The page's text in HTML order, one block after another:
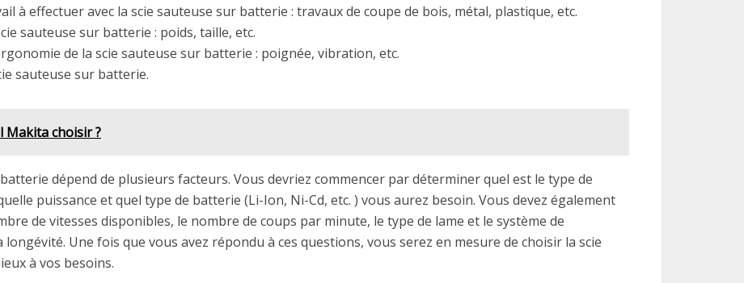
à effectuer avec la scie sauteuse sur batterie : travaux de coupe de bois, métal, plastique, etc.
sauteuse sur batterie : poids, taille, etc.
de la scie sauteuse sur batterie : poignée, vibration, etc.
sauteuse sur batterie.
Makita choisir ?
dépend de plusieurs facteurs. Vous devriez commencer par déterminer quel est le type de
puissance et quel type de batterie (Li-Ion, Ni-Cd, etc. ) vous aurez besoin. Vous devez également
de vitesses disponibles, le nombre de coups par minute, le type de lame et le système de
Une fois que vous avez répondu à ces questions, vous serez en mesure de choisir la scie
à vos besoins.